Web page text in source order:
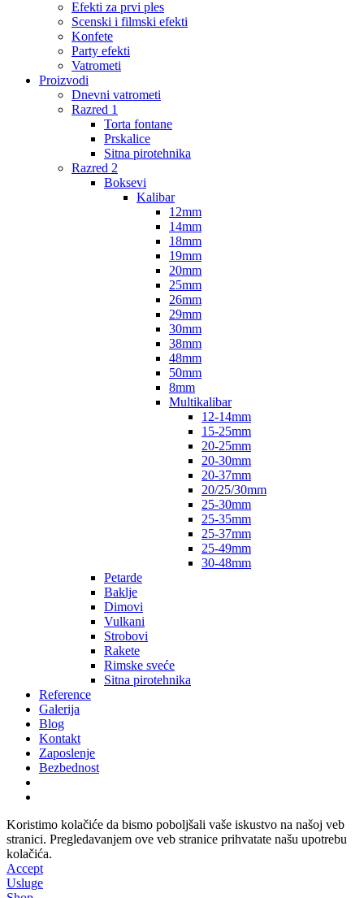
Efekti za prvi ples
Scenski i filmski efekti
Konfete
Party efekti
Vatrometi
Proizvodi
Dnevni vatrometi
Razred 1
Torta fontane
Prskalice
Sitna pirotehnika
Razred 2
Boksevi
Kalibar
12mm
14mm
18mm
19mm
20mm
25mm
26mm
29mm
30mm
38mm
48mm
50mm
8mm
Multikalibar
12-14mm
15-25mm
20-25mm
20-30mm
20-37mm
20/25/30mm
25-30mm
25-35mm
25-37mm
25-49mm
30-48mm
Petarde
Baklje
Dimovi
Vulkani
Strobovi
Rakete
Rimske sveće
Sitna pirotehnika
Reference
Galerija
Blog
Kontakt
Zaposlenje
Bezbednost
Koristimo kolačiće da bismo poboljšali vaše iskustvo na našoj veb
stranici. Pregledavanjem ove veb stranice prihvatate našu upotrebu
kolačića.
Accept
Usluge